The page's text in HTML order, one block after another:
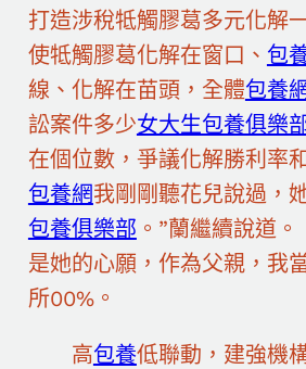
打造涉稅牴觸膠葛多元化解
使牴觸膠葛化解在窗口、 包
線、化解在苗頭，全體包養
訟案件多少女大生包養俱樂
在個位數，爭議化解勝利率
包養網我剛剛聽花兒說過，
包養俱樂部 。”蘭繼續說道。
是她的心願，作為父親，我
所00%。
高包養低聯動，建強機